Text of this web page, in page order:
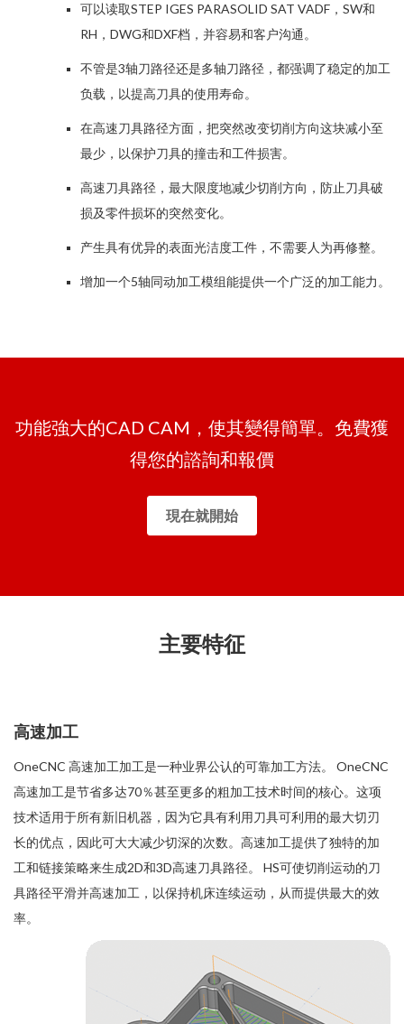
可以读取STEP IGES PARASOLID SAT VADF，SW和
RH，DWG和DXF档，并容易和客户沟通。
不管是3轴刀路径还是多轴刀路径，都强调了稳定的加工
负载，以提高刀具的使用寿命。
在高速刀具路径方面，把突然改变切削方向这块减小至
最少，以保护刀具的撞击和工件损害。
高速刀具路径，最大限度地减少切削方向，防止刀具破
损及零件损坏的突然变化。
产生具有优异的表面光洁度工件，不需要人为再修整。
增加一个5轴同动加工模组能提供一个广泛的加工能力。
功能強大的CAD CAM，使其變得簡單。免費獲
得您的諮詢和報價
現在就開始
主要特征
高速加工
OneCNC 高速加工加工是一种业界公认的可靠加工方法。 OneCNC
高速加工是节省多达70％甚至更多的粗加工技术时间的核心。这项
技术适用于所有新旧机器，因为它具有利用刀具可利用的最大切刃
长的优点，因此可大大减少切深的次数。高速加工提供了独特的加
工和链接策略来生成2D和3D高速刀具路径。 HS可使切削运动的刀
具路径平滑并高速加工，以保持机床连续运动，从而提供最大的效
率。